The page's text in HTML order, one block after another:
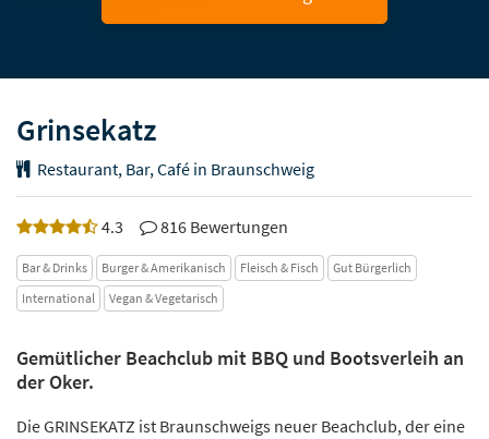
Grinsekatz
Restaurant, Bar, Café in Braunschweig
4.3 816 Bewertungen
Bar & Drinks Burger & Amerikanisch Fleisch & Fisch
Gut Bürgerlich
International
Vegan & Vegetarisch
Gemütlicher Beachclub mit BBQ und Bootsverleih an
der Oker.
Die GRINSEKATZ ist Braunschweigs neuer Beachclub, der eine